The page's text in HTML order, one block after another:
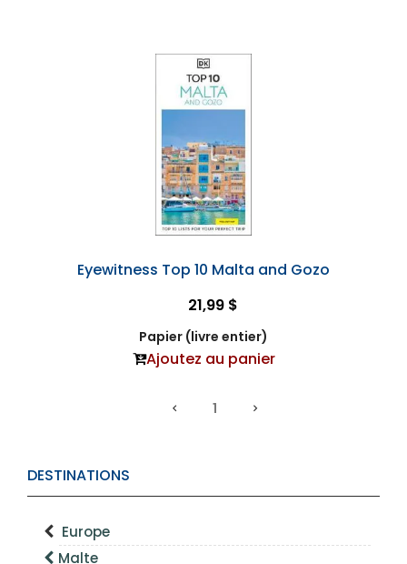
DESTINATIONS
Europe
Malte
Eyewitness Top 10 Malta and Gozo
21,99 $
Papier (livre entier)
Ajoutez au panier
1